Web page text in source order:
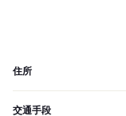
住所
交通手段